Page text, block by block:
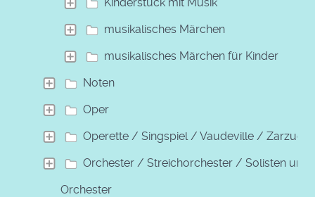
musikalisches Märchen
musikalisches Märchen für Kinder
Noten
Oper
Operette / Singspiel / Vaudeville / Zarzuela
Orchester / Streichorchester / Solisten und
Orchester